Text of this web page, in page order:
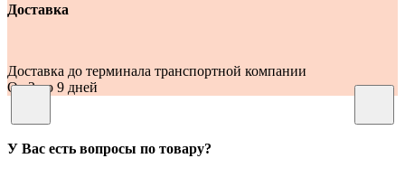
Доставка
Доставка до терминала транспортной компании
От 2 до 9 дней
У Вас есть вопросы по товару?